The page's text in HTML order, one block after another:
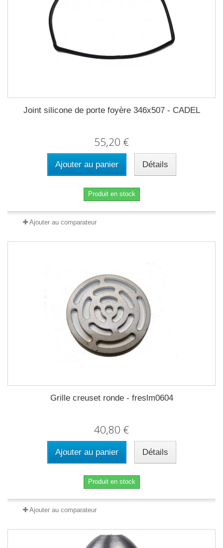
Joint silicone de porte foyère 346x507 - CADEL
55,20 €
Ajouter au panier Détails
Produit en stock
Ajouter au comparateur
Grille creuset ronde - freslm0604
40,80 €
Ajouter au panier Détails
Produit en stock
Ajouter au comparateur